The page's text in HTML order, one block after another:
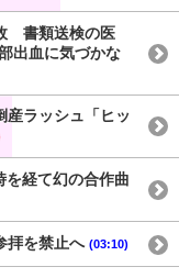
書類送検の医
出血に気づかな
産ラッシュ「ヒッ
を経て幻の合作曲
拝を禁止へ (03:10)